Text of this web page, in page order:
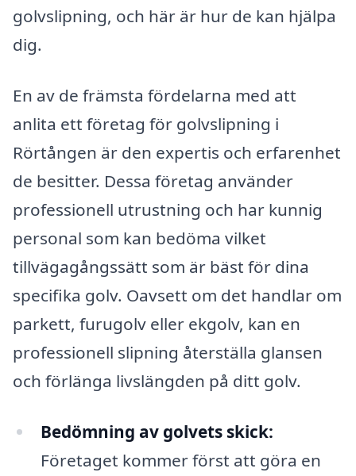
golvslipning, och här är hur de kan hjälpa
dig.
En av de främsta fördelarna med att
anlita ett företag för golvslipning i
Rörtången är den expertis och erfarenhet
de besitter. Dessa företag använder
professionell utrustning och har kunnig
personal som kan bedöma vilket
tillvägagångssätt som är bäst för dina
specifika golv. Oavsett om det handlar om
parkett, furugolv eller ekgolv, kan en
professionell slipning återställa glansen
och förlänga livslängden på ditt golv.
Bedömning av golvets skick:
Företaget kommer först att göra en